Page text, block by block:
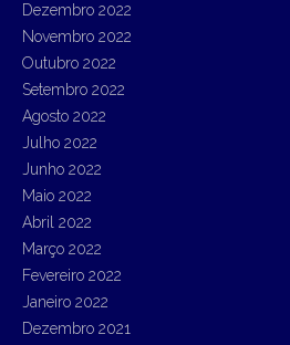
Dezembro 2022
Novembro 2022
Outubro 2022
Setembro 2022
Agosto 2022
Julho 2022
Junho 2022
Maio 2022
Abril 2022
Março 2022
Fevereiro 2022
Janeiro 2022
Dezembro 2021